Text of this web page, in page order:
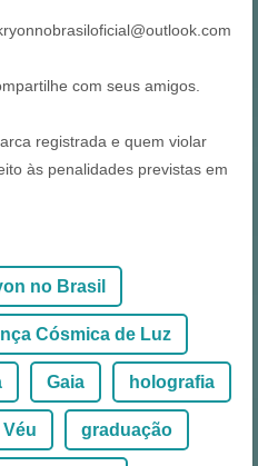
com seus amigos.
registrada e quem violar
às penalidades previstas em
no Brasil
Cósmica de Luz
Gaia holografia
Véu graduação